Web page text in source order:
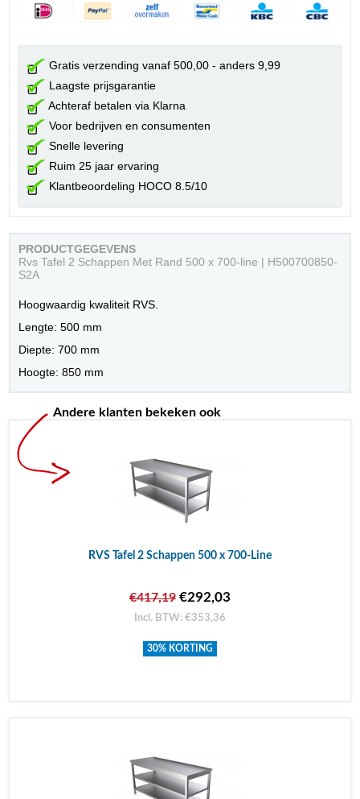
Gratis verzending vanaf 500,00 - anders 9,99
Laagste prijsgarantie
Achteraf betalen via Klarna
Voor bedrijven en consumenten
Snelle levering
Ruim 25 jaar ervaring
Klantbeoordeling HOCO 8.5/10
PRODUCTGEGEVENS
Rvs Tafel 2 Schappen Met Rand 500 x 700-line | H500700850-
S2A
Hoogwaardig kwaliteit RVS.
Lengte: 500 mm
Diepte: 700 mm
Hoogte: 850 mm
Andere klanten bekeken ook
RVS Tafel 2 Schappen 500 x 700-Line
€417,19 €292,03
Incl. BTW: €353,36
30% KORTING